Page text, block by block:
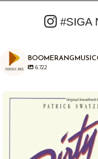
#SIGA
6.722
Em 04/08/1987, há